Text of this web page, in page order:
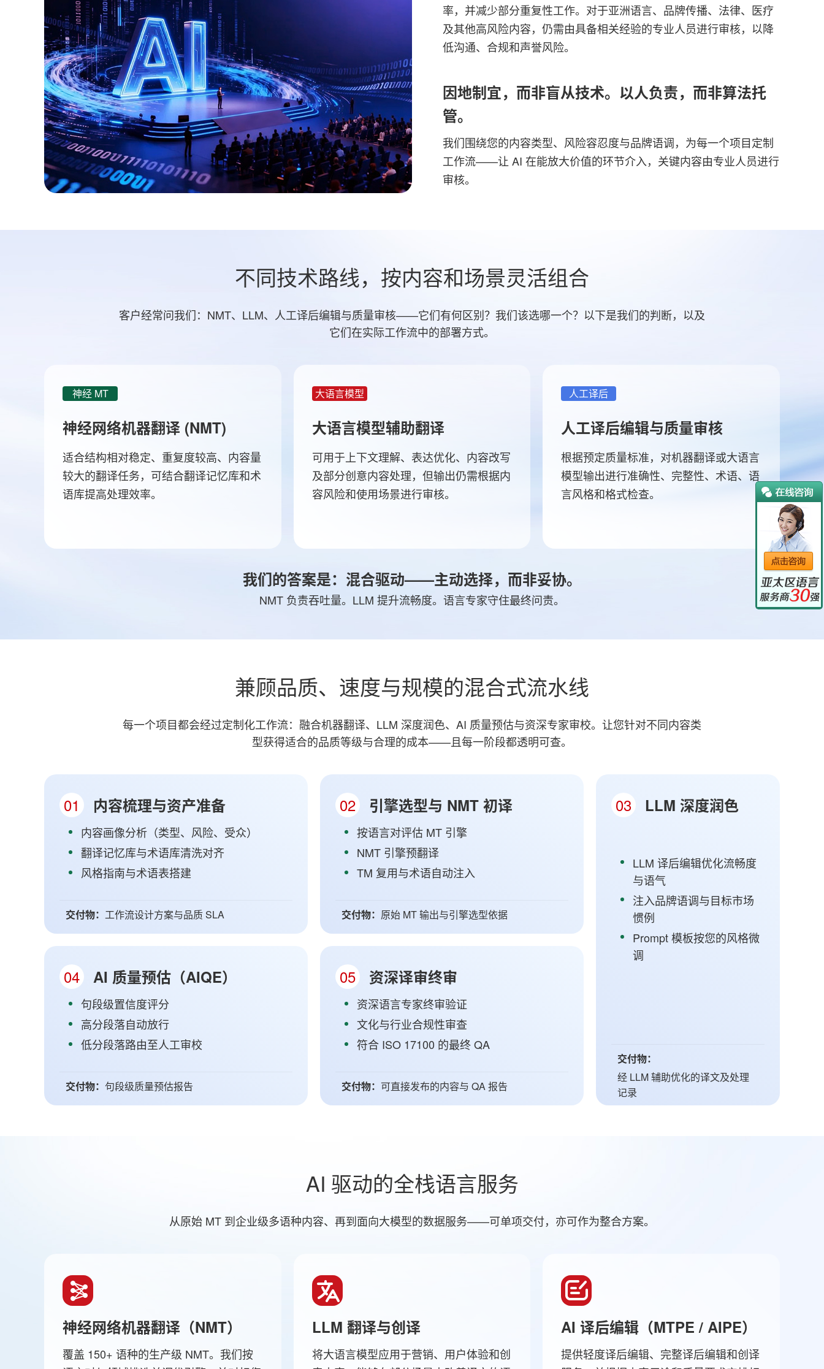
率，并减少部分重复性工作。对于亚洲语言、品牌传播、法律、医疗
及其他高风险内容，仍需由具备相关经验的专业人员进行审核，以降
低沟通、合规和声誉风险。
因地制宜，而非盲从技术。以人负责，而非算法托
管。
我们围绕您的内容类型、风险容忍度与品牌语调，为每一个项目定制
工作流——让 AI 在能放大价值的环节介入，关键内容由专业人员进行
审核。
不同技术路线，按内容和场景灵活组合
客户经常问我们：NMT、LLM、人工译后编辑与质量审核——它们有何区别？我们该选哪一个？以下是我们的判断，以及
它们在实际工作流中的部署方式。
神经 MT
神经网络机器翻译 (NMT)
适合结构相对稳定、重复度较高、内容量
较大的翻译任务，可结合翻译记忆库和术
语库提高处理效率。
大语言模型
大语言模型辅助翻译
可用于上下文理解、表达优化、内容改写
及部分创意内容处理，但输出仍需根据内
容风险和使用场景进行审核。
人工译后
人工译后编辑与质量审核
根据预定质量标准，对机器翻译或大语言
模型输出进行准确性、完整性、术语、语
言风格和格式检查。
我们的答案是：混合驱动——主动选择，而非妥协。
NMT 负责吞吐量。LLM 提升流畅度。语言专家守住最终问责。
兼顾品质、速度与规模的混合式流水线
每一个项目都会经过定制化工作流：融合机器翻译、LLM 深度润色、AI 质量预估与资深专家审校。让您针对不同内容类
型获得适合的品质等级与合理的成本——且每一阶段都透明可查。
01 内容梳理与资产准备
内容画像分析（类型、风险、受众）
翻译记忆库与术语库清洗对齐
风格指南与术语表搭建
交付物： 工作流设计方案与品质 SLA
02 引擎选型与 NMT 初译
按语言对评估 MT 引擎
NMT 引擎预翻译
TM 复用与术语自动注入
交付物： 原始 MT 输出与引擎选型依据
04 AI 质量预估（AIQE）
句段级置信度评分
高分段落自动放行
低分段落路由至人工审校
交付物： 句段级质量预估报告
05 资深译审终审
资深语言专家终审验证
文化与行业合规性审查
符合 ISO 17100 的最终 QA
交付物： 可直接发布的内容与 QA 报告
03 LLM 深度润色
LLM 译后编辑优化流畅度
与语气
注入品牌语调与目标市场
惯例
Prompt 模板按您的风格微
调
交付物：
经 LLM 辅助优化的译文及处理
记录
AI 驱动的全栈语言服务
从原始 MT 到企业级多语种内容、再到面向大模型的数据服务——可单项交付，亦可作为整合方案。
神经网络机器翻译（NMT）
覆盖 150+ 语种的生产级 NMT。我们按
LLM 翻译与创译
将大语言模型应用于营销、用户体验和创
AI 译后编辑（MTPE / AIPE）
提供轻度译后编辑、完整译后编辑和创译